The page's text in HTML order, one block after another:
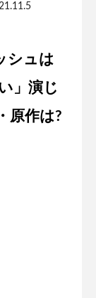
シュは
」演じ
原作は?